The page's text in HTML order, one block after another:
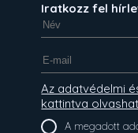
Iratkozz fel
Az adatvédelmi
kattintva
A megadott